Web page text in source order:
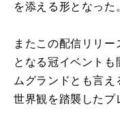
を添える形となった
またこの配信リリ
となる冠イベント
ムグランドとも言
世界観を踏襲したプ